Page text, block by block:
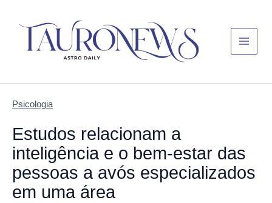
Menu
Psicologia
Estudos relacionam a
inteligência e o bem-estar das
pessoas a avós especializados
em uma área